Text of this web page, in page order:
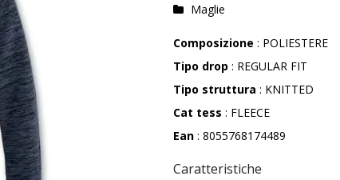
Maglie
Composizione : POLIESTERE
Tipo drop : REGULAR FIT
Tipo struttura : KNITTED
Cat tess : FLEECE
Ean : 8055768174489
Caratteristiche